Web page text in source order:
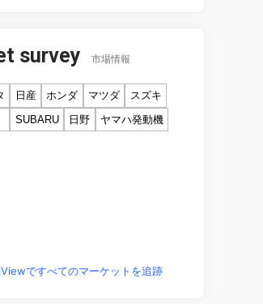
survey 市場情報
日産 ホンダ マツダ
スズキ
SUBARU 日野 ヤマハ発動機
ですべてのマーケットを追跡